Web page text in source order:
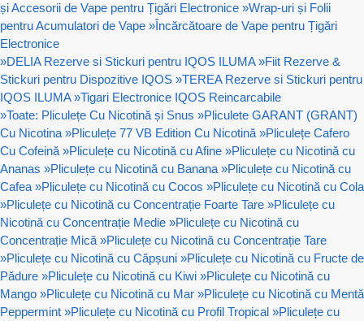
și Accesorii de Vape pentru Țigări Electronice »Wrap-uri și Folii
pentru Acumulatori de Vape »Încărcătoare de Vape pentru Țigări
Electronice
»DELIA Rezerve si Stickuri pentru IQOS ILUMA »Fiit Rezerve &
Stickuri pentru Dispozitive IQOS »TEREA Rezerve si Stickuri pentru
IQOS ILUMA »Tigari Electronice IQOS Reincarcabile
»Toate: Pliculețe Cu Nicotină și Snus »Pliculete GARANT (GRANT)
Cu Nicotina »Pliculețe 77 VB Edition Cu Nicotină »Pliculețe Cafero
Cu Cofeină »Pliculețe cu Nicotină cu Afine »Pliculețe cu Nicotină cu
Ananas »Pliculețe cu Nicotină cu Banana »Pliculețe cu Nicotină cu
Cafea »Pliculețe cu Nicotină cu Cocos »Pliculețe cu Nicotină cu Cola
»Pliculețe cu Nicotină cu Concentrație Foarte Tare »Pliculețe cu
Nicotină cu Concentrație Medie »Pliculețe cu Nicotină cu
Concentrație Mică »Pliculețe cu Nicotină cu Concentrație Tare
»Pliculețe cu Nicotină cu Căpșuni »Pliculețe cu Nicotină cu Fructe de
Pădure »Pliculețe cu Nicotină cu Kiwi »Pliculețe cu Nicotină cu
Mango »Pliculețe cu Nicotină cu Mar »Pliculețe cu Nicotină cu Mentă
Peppermint »Pliculețe cu Nicotină cu Profil Tropical »Pliculețe cu